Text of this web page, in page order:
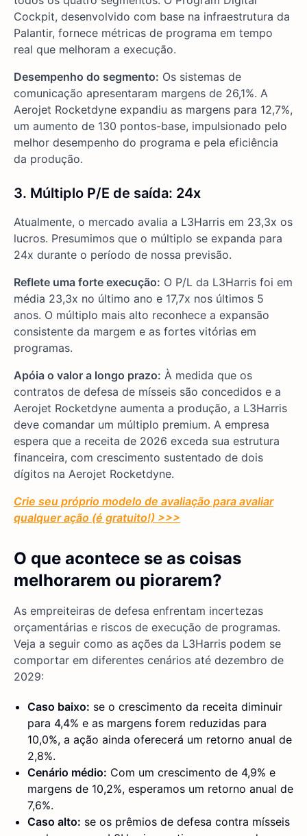
Cockpit, desenvolvido com base na infraestrutura da
Palantir, fornece métricas de programa em tempo
real que melhoram a execução.
Desempenho do segmento: Os sistemas de
comunicação apresentaram margens de 26,1%. A
Aerojet Rocketdyne expandiu as margens para 12,7%,
um aumento de 130 pontos-base, impulsionado pelo
melhor desempenho do programa e pela eficiência
da produção.
3. Múltiplo P/E de saída: 24x
Atualmente, o mercado avalia a L3Harris em 23,3x os
lucros. Presumimos que o múltiplo se expanda para
24x durante o período de nossa previsão.
Reflete uma forte execução: O P/L da L3Harris foi em
média 23,3x no último ano e 17,7x nos últimos 5
anos. O múltiplo mais alto reconhece a expansão
consistente da margem e as fortes vitórias em
programas.
Apóia o valor a longo prazo: À medida que os
contratos de defesa de mísseis são concedidos e a
Aerojet Rocketdyne aumenta a produção, a L3Harris
deve comandar um múltiplo premium. A empresa
espera que a receita de 2026 exceda sua estrutura
financeira, com crescimento sustentado de dois
dígitos na Aerojet Rocketdyne.
Crie seu próprio modelo de avaliação para avaliar
qualquer ação (é gratuito!) >>>
O que acontece se as coisas
melhorarem ou piorarem?
As empreiteiras de defesa enfrentam incertezas
orçamentárias e riscos de execução de programas.
Veja a seguir como as ações da L3Harris podem se
comportar em diferentes cenários até dezembro de
2029:
Caso baixo: se o crescimento da receita diminuir
para 4,4% e as margens forem reduzidas para
10,0%, a ação ainda oferecerá um retorno anual de
2,8%.
Cenário médio: Com um crescimento de 4,9% e
margens de 10,2%, esperamos um retorno anual de
7,6%.
Caso alto: se os prêmios de defesa contra mísseis